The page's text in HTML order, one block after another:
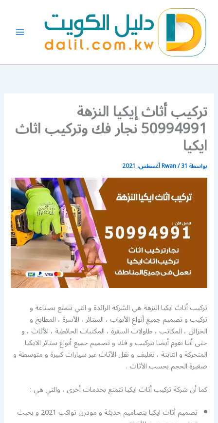
المحتوى
تركيب أثاث إيكيا النزهة
50994991 نجار فك وتركيب اثاث
ايكيا
بواسطة Rwan/31 أغسطس، 2021
تركيب أثاث ايكيا النزهة هي الشركة الرائدة و التي تتمتع بصناعة و
تركيب و تصميم جميع أنواع الأبواب ، الستائر ، الأسرة ، المطابخ و
الخزائن ، المكاتب ، طاولات السفرة ، المكتبات الحائطية ، الأثاث ، و
حتى أننا نقوم أيضا بتركيب و فك و تصميم جميع أنواع ستائر الايكيا
المتحركة و الثابتة ، تغليف و نقل الأثاث عبر سيارات كبيرة و متوسطة و
صغيرة الحجم بحسب الأثاث .
كما أن شركة تركيب أثاث ايكيا تتمتع بخدمات أخرى ، والتي هي :
تصميم أثاث ايكيا بتصاميم حديثة و مودرن تواكب 2021 و بحيث